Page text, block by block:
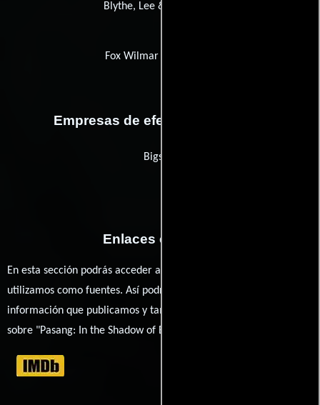
Blythe, Lee & Associates
Fox Wilmar Productions
Empresas de efectos especiales
Bigstar
Enlaces externos
En esta sección podrás acceder a los recursos externos que
utilizamos como fuentes. Así podrás chequear toda la
información que publicamos y también ampliar tu conocimiento
sobre "Pasang: In the Shadow of Everest".